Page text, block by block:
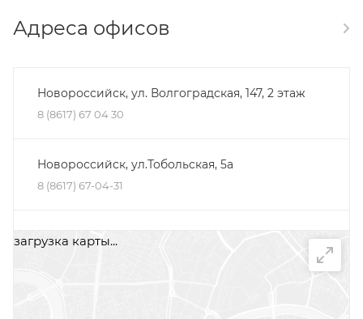
Адреса офисов
Новороссийск, ул. Волгоградская, 147, 2 этаж
8 (8617) 67 04 30
Новороссийск, ул.Тобольская, 5а
8 (8617) 67-04-31
Минеральные Воды, ул. Железноводская, 30Д,
загрузка карты...